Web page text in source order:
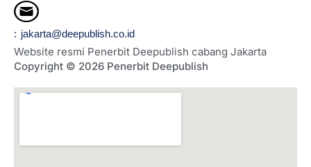
: jakarta@deepublish.co.id
Website resmi Penerbit Deepublish cabang Jakarta
Copyright © 2026 Penerbit Deepublish